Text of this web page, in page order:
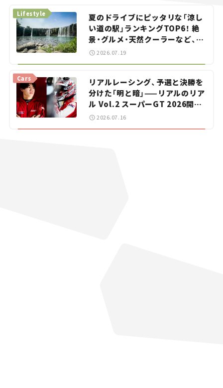
夏のドライブにピッタリな「涼し
い道の駅」ランキングTOP6！ 絶
景・グルメ・天然クーラーなど、避
暑におすすめのスポットを紹介
Lifestyle
2026.07.19
リアルレーシング、予選と決勝を
分けた「明と暗」——リアルのリア
ル Vol.2 スーパーGT 2026開幕
戦 岡山国際サーキット
Cars
2026.07.16